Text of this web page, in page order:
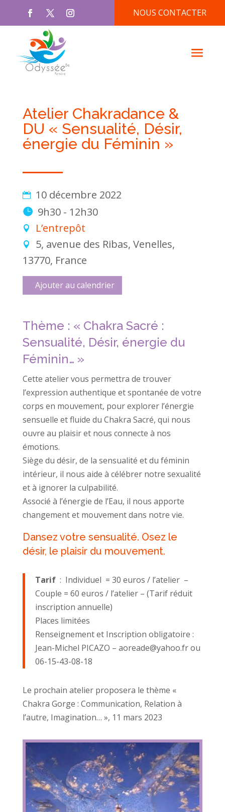
NOUS CONTACTER
Atelier Chakradance &
DU « Sensualité, Désir,
énergie du Féminin »
10 décembre 2022
9h30 - 12h30
L’entrepôt
5, avenue des Ribas, Venelles,
13770, France
Ajouter au calendrier
Thème : « Chakra Sacré :
Sensualité, Désir, énergie du
Féminin… »
Cette atelier vous permettra de trouver
l’expression authentique et spontanée de votre
corps en mouvement, pour explorer l’énergie
sensuelle et fluide du Chakra Sacré, qui nous
ouvre au plaisir et nous connecte à nos
émotions.
Siège du désir, de la sensualité et du féminin
intérieur, il nous aide à célébrer notre sexualité
et à ignorer la culpabilité.
Associé à l’énergie de l’Eau, il nous apporte
changement et mouvement dans notre vie.
Dansez votre sensualité. Osez le
désir, le plaisir du mouvement.
Tarif : Individuel = 30 euros / l’atelier –
Couple = 60 euros / l’atelier – (Tarif réduit
inscription annuelle)
Places limitées
Renseignement et Inscription obligatoire :
Jean-Michel PICAZO – aoreade@yahoo.fr ou
06-15-43-08-18
Le prochain atelier proposera le thème «
Chakra Gorge : Communication, Relation à
l’autre, Imagination… », 11 mars 2023